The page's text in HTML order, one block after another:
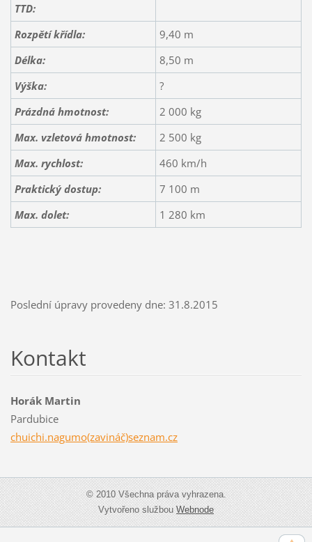
TTD:
Rozpětí křídla:
9,40 m
Délka:
8,50 m
Výška:
?
Prázdná hmotnost:
2 000 kg
Max. vzletová hmotnost:
2 500 kg
Max. rychlost:
460 km/h
Praktický dostup:
7 100 m
Max. dolet:
1 280 km
Poslední úpravy provedeny dne: 31.8.2015
Kontakt
Horák Martin
Pardubice
chuichi.nagumo(zavináč)seznam.cz
© 2010 Všechna práva vyhrazena.
Vytvořeno službouWebnode